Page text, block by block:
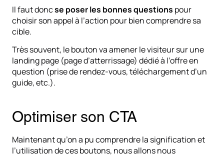
Il faut doncse poser les bonnes questions pour
choisir son appel à l’action pour bien comprendre sa
cible.
Très souvent, le bouton va amener le visiteur sur une
landing page (page d’atterrissage) dédié à l’offre en
question (prise de rendez-vous, téléchargement d’un
guide, etc.).
Optimiser son CTA
Maintenant qu’on a pu comprendre la signification et
l’utilisation de ces boutons, nous allons nous